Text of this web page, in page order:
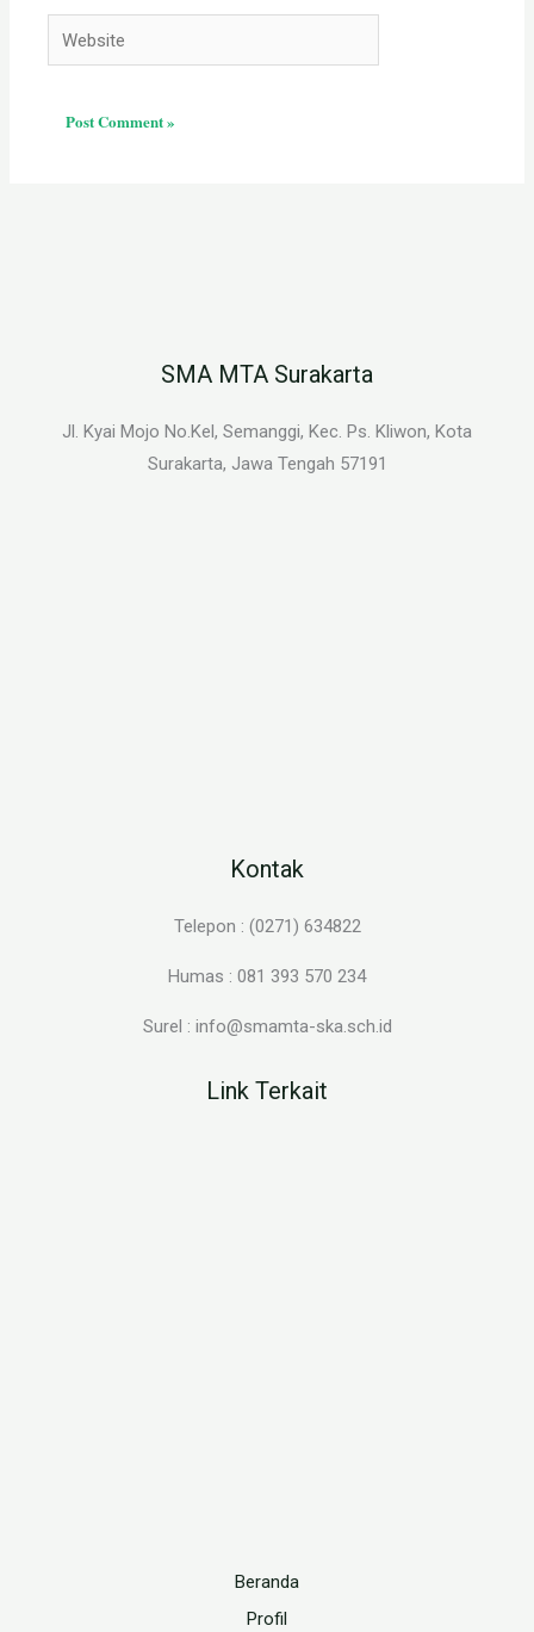
Website
SMA MTA Surakarta
Jl. Kyai Mojo No.Kel, Semanggi, Kec. Ps. Kliwon, Kota
Surakarta, Jawa Tengah 57191
Kontak
Telepon : (0271) 634822
Humas : 081 393 570 234
Surel : info@smamta-ska.sch.id
Link Terkait
Beranda
Profil